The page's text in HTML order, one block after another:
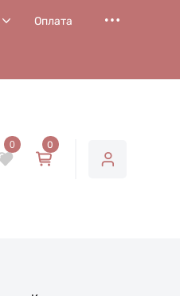
Оплата
0 0